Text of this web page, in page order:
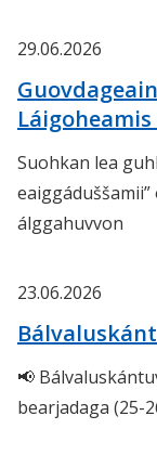
29.06.2026
Suohkan lea
álggahuvvon
23.06.2026
📢
bearjadaga (25-